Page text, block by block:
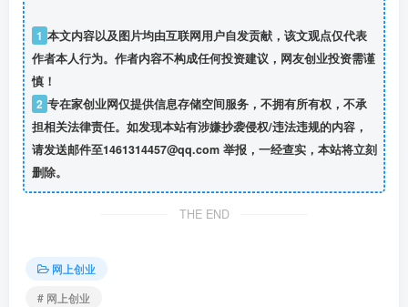
1 本文内容以及图片均由互联网用户自发贡献，该文观点仅代表
作者本人行为。作者内容不构成任何投资建议，网友创业投资需谨
慎！
2 专在家创业网仅提供信息存储空间服务，不拥有所有权，不承
担相关法律责任。如发现本站有涉嫌抄袭侵权/违法违规的内容，
请发送邮件至1461314457@qq.com 举报，一经查实，本站将立刻
删除。
THE END
网上创业
# 网上创业